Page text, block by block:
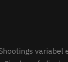
variabel